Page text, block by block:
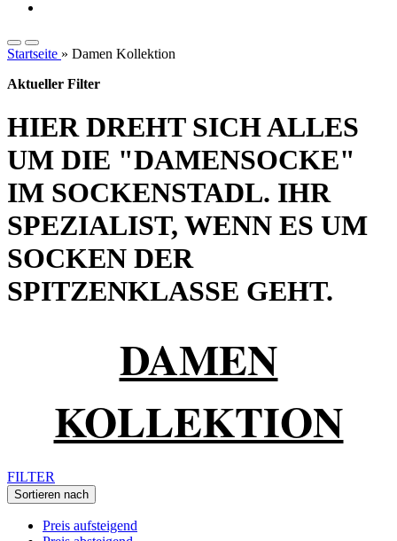
Startseite » Damen Kollektion
Aktueller Filter
HIER DREHT SICH ALLES
UM DIE "DAMENSOCKE"
IM SOCKENSTADL. IHR
SPEZIALIST, WENN ES UM
SOCKEN DER
SPITZENKLASSE GEHT.
DAMEN
KOLLEKTION
FILTER
Sortieren nach
Preis aufsteigend